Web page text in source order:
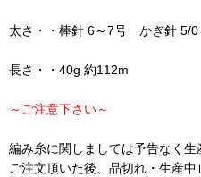
太さ・・棒針 6～7号 かぎ針 5/0
長さ・・40g 約112m
～ご注意下さい～
編み糸に関しましては予告なく生
ご注文頂いた後、品切れ・生産